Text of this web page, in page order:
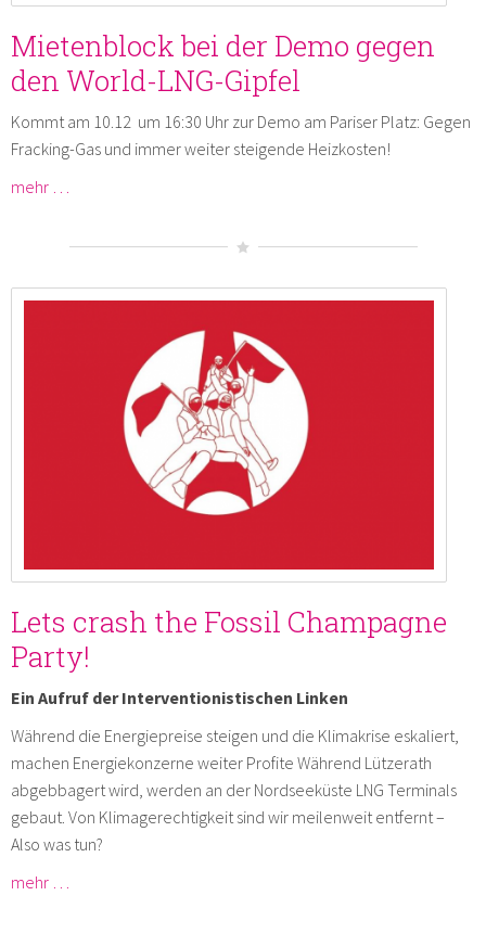
Mietenblock bei der Demo gegen
den World-LNG-Gipfel
Kommt am 10.12 um 16:30 Uhr zur Demo am Pariser Platz: Gegen
Fracking-Gas und immer weiter steigende Heizkosten!
mehr …
Lets crash the Fossil Champagne
Party!
Ein Aufruf der Interventionistischen Linken
Während die Energiepreise steigen und die Klimakrise eskaliert,
machen Energiekonzerne weiter Profite Während Lützerath
abgebbagert wird, werden an der Nordseeküste LNG Terminals
gebaut. Von Klimagerechtigkeit sind wir meilenweit entfernt –
Also was tun?
mehr …